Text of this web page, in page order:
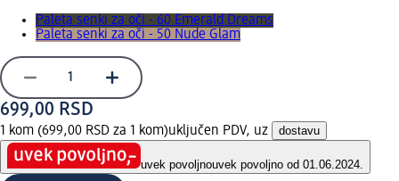
Paleta senki za oči - 60 Emerald Dreams
Paleta senki za oči - 50 Nude Glam
699,00 RSD
1 kom (699,00 RSD za 1 kom)uključen PDV, uz dostavu
uvek povoljnouvek povoljno od 01.06.2024.